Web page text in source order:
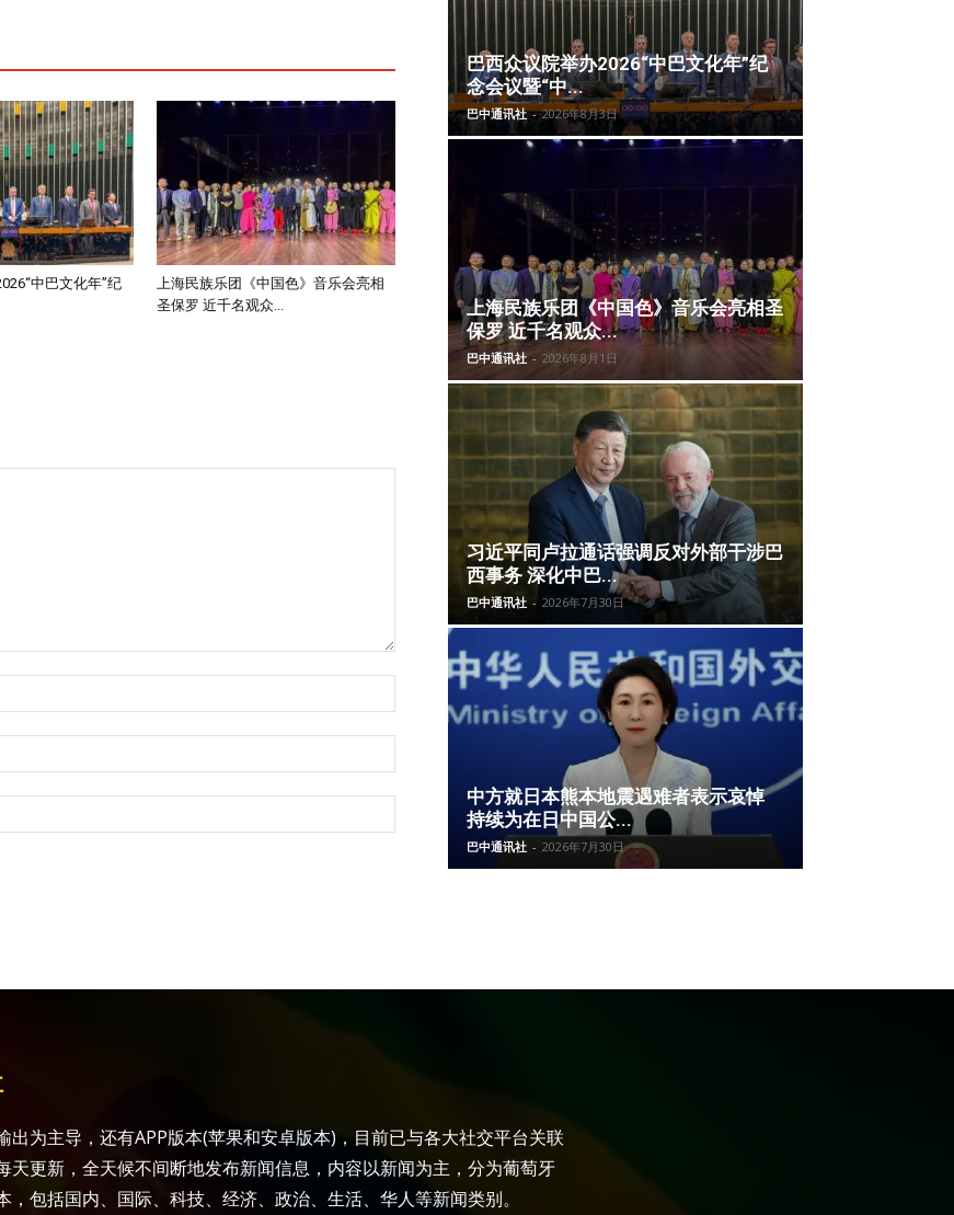
中巴文化年”纪
上海民族乐团《中国色》音乐会亮相
圣保罗 近千名观众...
巴西众议院举办2026“中巴文化年”纪
念会议暨“中...
巴中通讯社 - 2026年8月3日
上海民族乐团《中国色》音乐会亮相圣
保罗 近千名观众...
巴中通讯社 - 2026年8月1日
习近平同卢拉通话强调反对外部干涉巴
西事务 深化中巴...
巴中通讯社 - 2026年7月30日
中方就日本熊本地震遇难者表示哀悼
持续为在日中国公...
巴中通讯社 - 2026年7月30日
出为主导，还有APP版本(苹果和安卓版本)，目前已与各大社交平台关联
天更新，全天候不间断地发布新闻信息，内容以新闻为主，分为葡萄牙
，包括国内、国际、科技、经济、政治、生活、华人等新闻类别。